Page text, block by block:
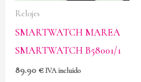
Relojes
SMARTWATCH MAREA
SMARTWATCH B58001/1
89.90 € IVA incluido